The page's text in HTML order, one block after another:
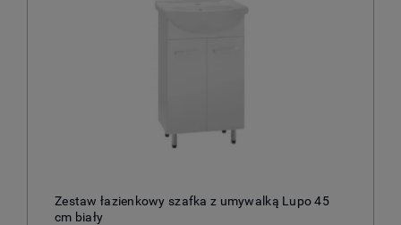
Zestaw łazienkowy szafka z umywalką Lupo 45
cm biały